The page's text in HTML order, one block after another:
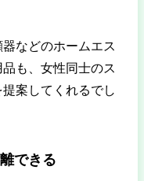
などのホームエス
も、女性同士のス
案してくれるでし
できる